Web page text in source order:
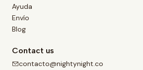
Ayuda
Envío
Blog
Contact us
contacto@nightynight.co